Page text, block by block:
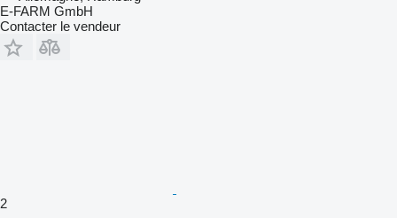
E-FARM GmbH
Contacter le vendeur
2